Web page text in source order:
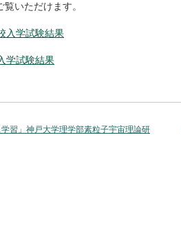
いただけます。
入学試験結果
学試験結果
学習」神戸大学理学部素粒子宇宙理論研